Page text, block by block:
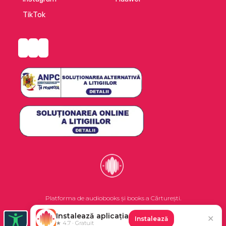
TikTok
Platforma de audiobooks și books a Cărturești.
©2026 Nemo EPG SRL. Toate drepturile rezervate.
Instalează aplicația
★ 4.7 · Gratuit
Instalează ✕